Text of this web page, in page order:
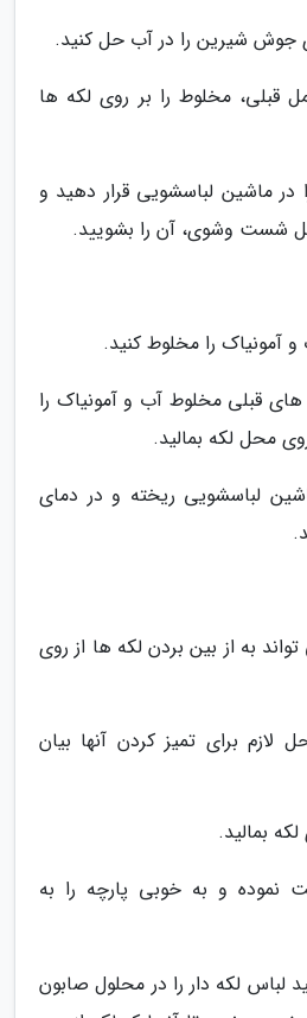
قبلی، مخلوط را بر روی لکه ها
در ماشین لباسشویی قرار دهید و
شست وشوی، آن را بشویید.
آمونیاک را مخلوط کنید.
قبلی مخلوط آب و آمونیاک را
محل لکه بمالید.
لباسشویی ریخته و در دمای
به از بین بردن لکه ها از روی
لازم برای تمیز کردن آنها بیان
بمالید.
و به خوبی پارچه را به
لباس لکه دار را در محلول صابون